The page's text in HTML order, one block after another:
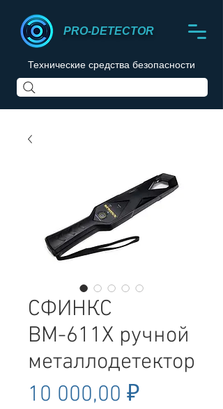
PRO-DETECTOR
Технические средства безопасности
СФИНКС
ВМ-611Х ручной
металлодетектор
10 000,00 ₽